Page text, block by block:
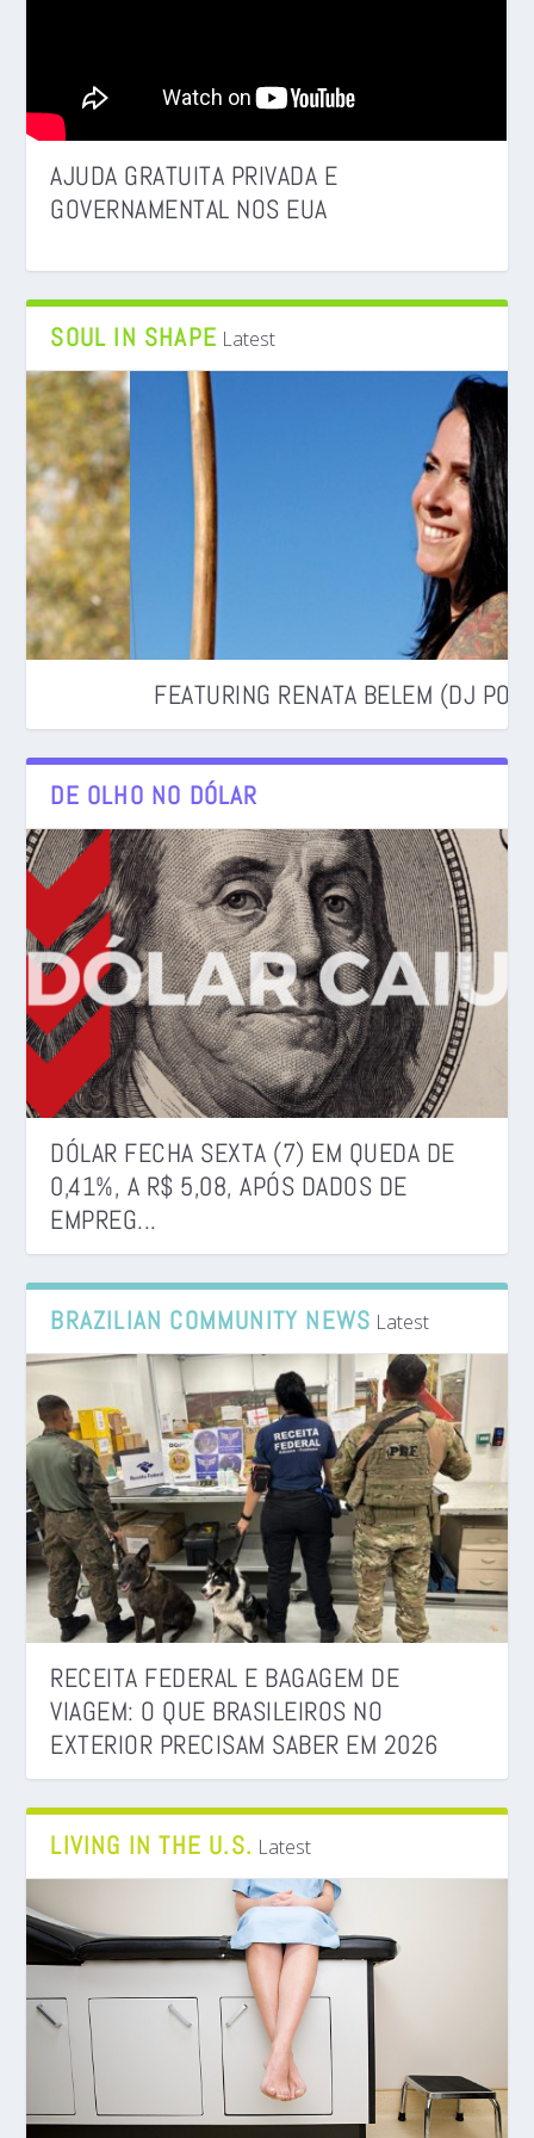
AJUDA GRATUITA PRIVADA E
GOVERNAMENTAL NOS EUA
SOUL IN SHAPE Latest
FEATURING RENATA BELEM (DJ POTIRA)
DE OLHO NO DÓLAR
DÓLAR FECHA SEXTA (7) EM QUEDA DE
0,41%, A R$ 5,08, APÓS DADOS DE
EMPREG...
BRAZILIAN COMMUNITY NEWS Latest
RECEITA FEDERAL E BAGAGEM DE
VIAGEM: O QUE BRASILEIROS NO
EXTERIOR PRECISAM SABER EM 2026
LIVING IN THE U.S. Latest